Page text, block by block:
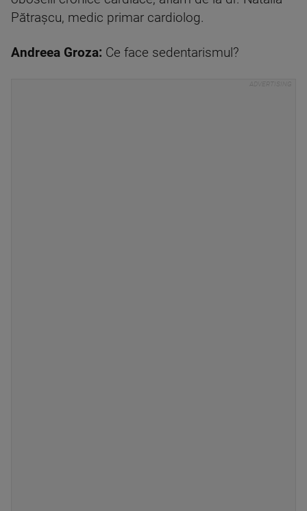
Pătrașcu, medic primar cardiolog.
Andreea Groza: Ce face sedentarismul?